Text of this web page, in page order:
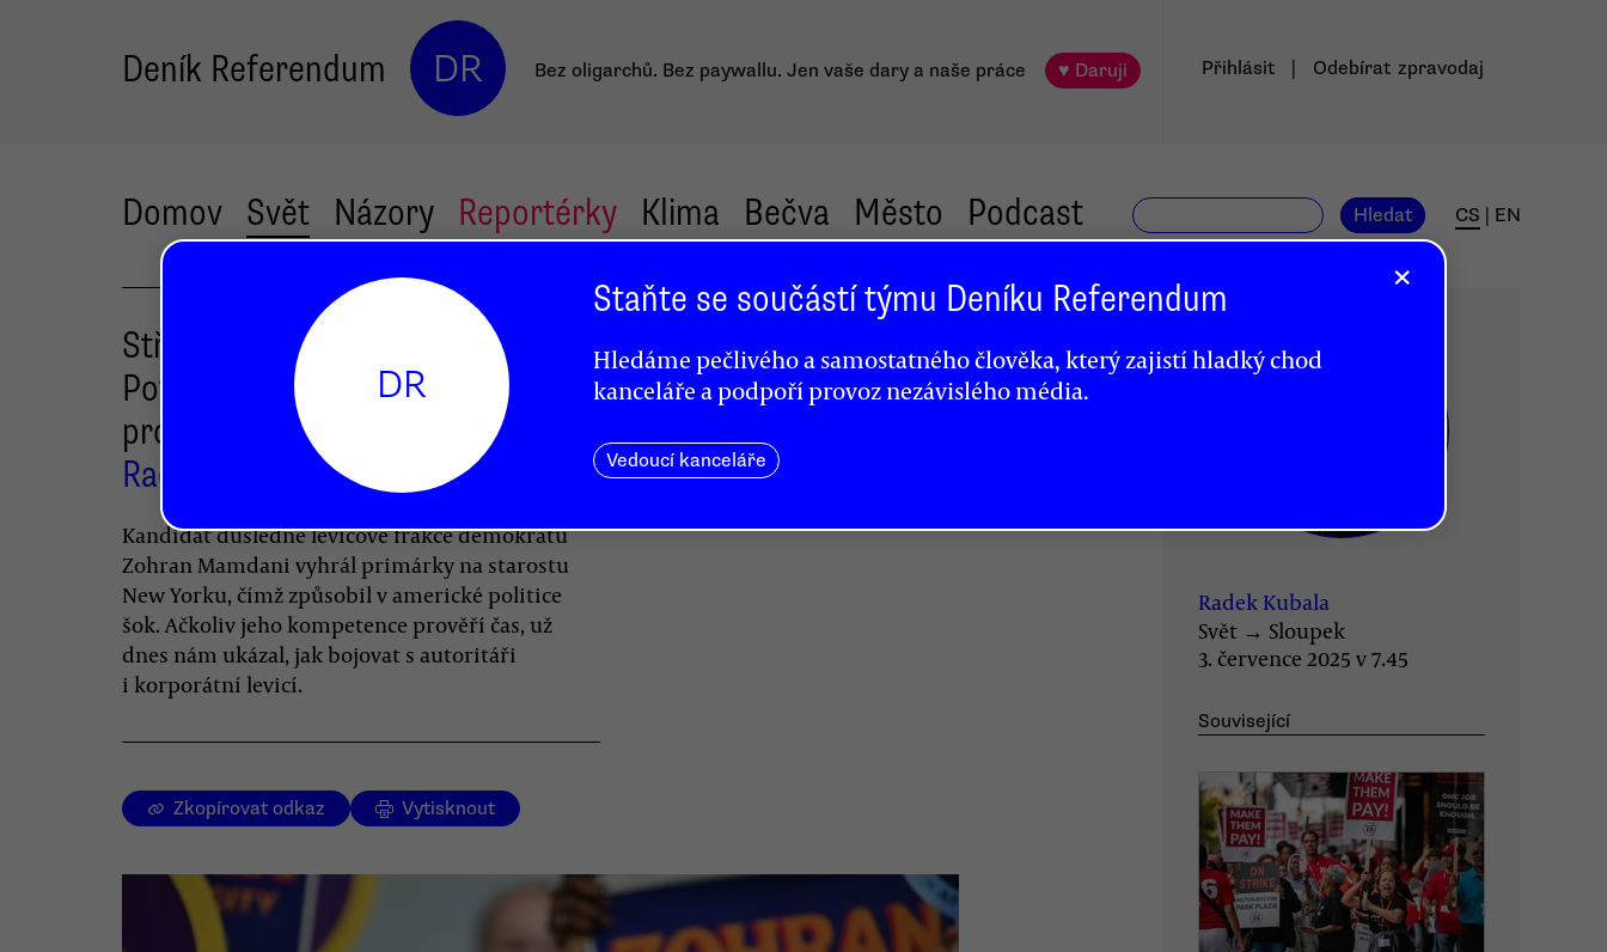
Deník Referendum DR Bez oligarchů. Bez paywallu. Jen vaše dary a naše práce ♥ Daruji Přihlásit Odebírat zpravodaj
Domov Svět Názory Reportérky Klima Bečva Město Podcast Hledat CS EN
Středová politika prohrává.
Potřebujeme milion Mamdaniů
pro demokracii
Radek Kubala
Kandidát důsledně levicové frakce demokratů
Zohran Mamdani vyhrál primárky na starostu
New Yorku, čímž způsobil v americké politice
šok. Ačkoliv jeho kompetence prověří čas, už
dnes nám ukázal, jak bojovat s autoritáři
i korporátní levicí.
Zkopírovat odkaz Vytisknout
Radek Kubala
Svět → Sloupek
3. července 2025 v 7.45
Související
×
DR
Staňte se součástí týmu Deníku Referendum
Hledáme pečlivého a samostatného člověka, který zajistí hladký chod
kanceláře a podpoří provoz nezávislého média.
Vedoucí kanceláře